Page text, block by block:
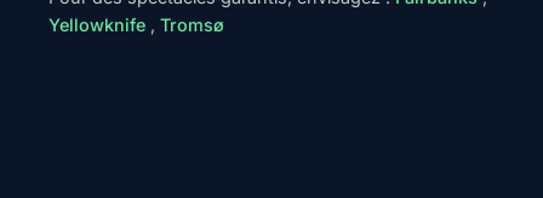
Yellowknife , Tromsø